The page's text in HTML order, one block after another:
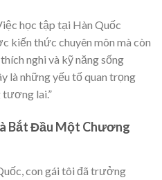
học tập tại Hàn Quốc
kiến thức chuyên môn mà còn
nghi và kỹ năng sống
là những yếu tố quan trọng
tương lai.”
Bắt Đầu Một Chương
con gái tôi đã trưởng